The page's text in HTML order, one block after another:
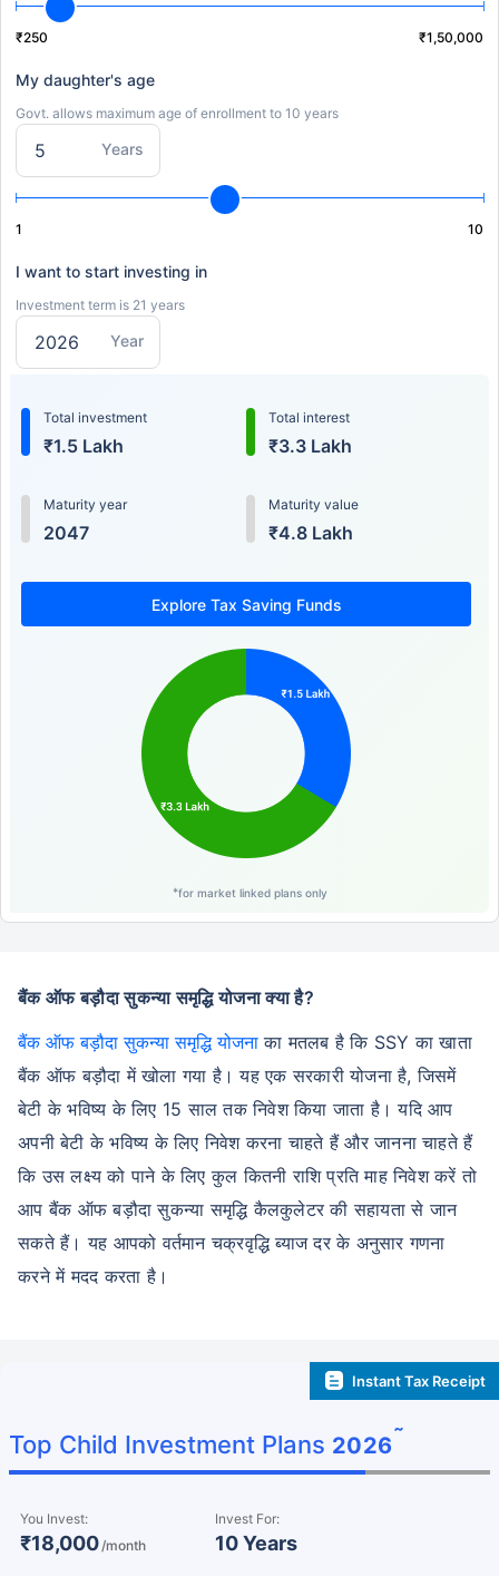
₹250 ₹1,50,000
My daughter's age
Govt. allows maximum age of enrollment to 10 years
Years
1 10
I want to start investing in
Investment term is 21 years
Year
Total investment
₹1.5 Lakh
Total interest
₹3.3 Lakh
Maturity year
2047
Maturity value
₹4.8 Lakh
Explore Tax Saving Funds
*for market linked plans only
बैंक ऑफ बड़ौदा सुकन्या समृद्धि योजना क्या है?
बैंक ऑफ बड़ौदा सुकन्या समृद्धि योजनाका मतलब है कि SSY का खाता
बैंक ऑफ बड़ौदा में खोला गया है। यह एक सरकारी योजना है, जिसमें
बेटी के भविष्य के लिए 15 साल तक निवेश किया जाता है। यदि आप
अपनी बेटी के भविष्य के लिए निवेश करना चाहते हैं और जानना चाहते हैं
कि उस लक्ष्य को पाने के लिए कुल कितनी राशि प्रति माह निवेश करें तो
आप बैंक ऑफ बड़ौदा सुकन्या समृद्धि कैलकुलेटर की सहायता से जान
सकते हैं। यह आपको वर्तमान चक्रवृद्धि ब्याज दर के अनुसार गणना
करने में मदद करता है।
Instant Tax Receipt
Top Child Investment Plans 2026˜
You Invest:
₹18,000 /month
Invest For:
10 Years